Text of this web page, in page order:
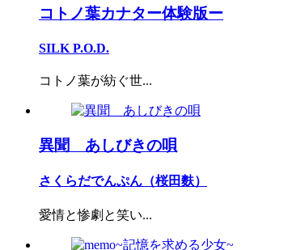
コトノ葉カナター体験版ー
SILK P.O.D.
コトノ葉が紡ぐ世...
異聞 あしびきの唄
さくらだでんぷん（桜田麩）
愛情と惨劇と笑い...